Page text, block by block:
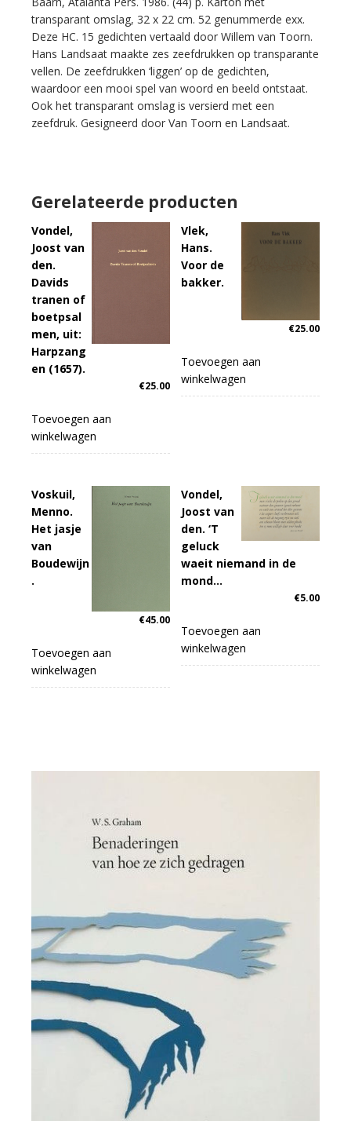
hoe
zij
zich
gedragen.
aantal
transparant omslag, 32 x 22 cm. 52 genummerde exx.
Deze HC. 15 gedichten vertaald door Willem van Toorn.
Hans Landsaat maakte zes zeefdrukken op transparante
vellen. De zeefdrukken ‘liggen’ op de gedichten,
waardoor een mooi spel van woord en beeld ontstaat.
Ook het transparant omslag is versierd met een
zeefdruk. Gesigneerd door Van Toorn en Landsaat.
Gerelateerde producten
Vondel,
Joost van
den.
Davids
tranen of
boetpsal
men, uit:
Harpzang
en (1657).
€25.00
Toevoegen aan
winkelwagen
Vlek,
Hans.
Voor de
bakker.
€25.00
Toevoegen aan
winkelwagen
Voskuil,
Menno.
Het jasje
van
Boudewijn
.
€45.00
Toevoegen aan
winkelwagen
Vondel,
Joost van
den. ‘T
geluck
waeit niemand in de
mond…
€5.00
Toevoegen aan
winkelwagen